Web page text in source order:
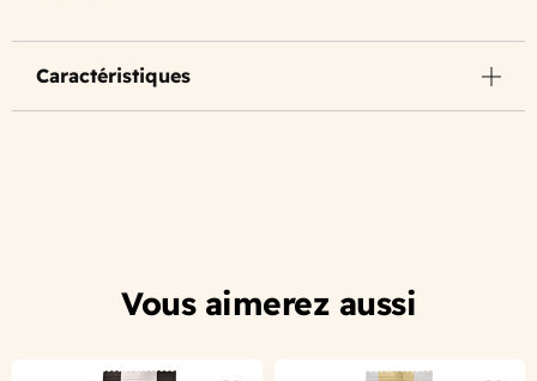
Caractéristiques
Vous aimerez aussi